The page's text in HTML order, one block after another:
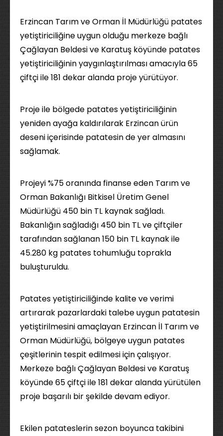
Erzincan Tarım ve Orman İl Müdürlüğü patates
yetiştiriciliğine uygun olduğu merkeze bağlı
Çağlayan Beldesi ve Karatuş köyünde patates
yetiştiriciliğinin yaygınlaştırılması amacıyla 65
çiftçi ile 181 dekar alanda proje yürütüyor.
Proje ile bölgede patates yetiştiriciliğinin
yeniden ayağa kaldırılarak Erzincan ürün
deseni içerisinde patatesin de yer almasını
sağlamak.
Projeyi %75 oranında finanse eden Tarım ve
Orman Bakanlığı Bitkisel Üretim Genel
Müdürlüğü 450 bin TL kaynak sağladı.
Bakanlığın sağladığı 450 bin TL ve çiftçiler
tarafından sağlanan 150 bin TL kaynak ile
45.280 kg patates tohumluğu toprakla
buluşturuldu.
Patates yetiştiriciliğinde kalite ve verimi
artırarak pazarlardaki talebe uygun patatesin
yetiştirilmesini amaçlayan Erzincan İl Tarım ve
Orman Müdürlüğü, bölgeye uygun patates
çeşitlerinin tespit edilmesi için çalışıyor.
Merkeze bağlı Çağlayan Beldesi ve Karatuş
köyünde 65 çiftçi ile 181 dekar alanda yürütülen
proje başarılı bir şekilde devam ediyor.
Ekilen patateslerin sezon boyunca takibini